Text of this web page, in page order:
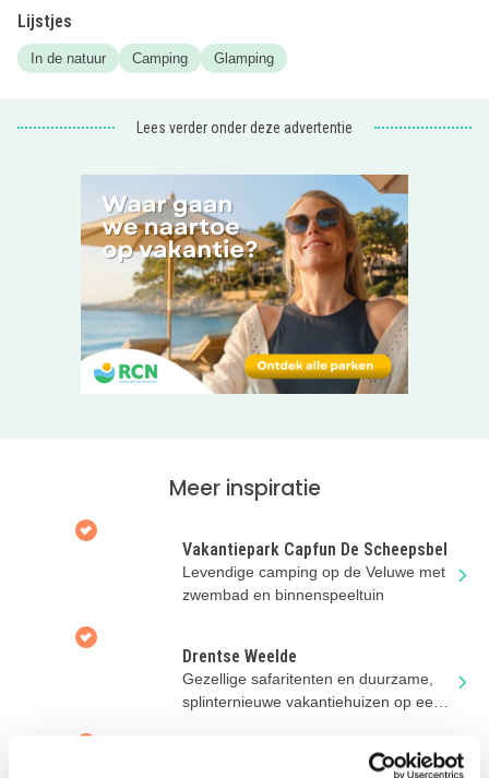
glamping tent. Knus kamperen in een luxe jasje! Of kies
voor een chalet voor 4, 5 of 6 personen.
Op zoek naar een unieke vakantie? Hier vind je
Lijstjes
In de natuur Camping Glamping
Lees verder onder deze advertentie
Meer inspiratie
Vakantiepark Capfun De Scheepsbel
Levendige camping op de Veluwe met
zwembad en binnenspeeltuin
Drentse Weelde
Gezellige safaritenten en duurzame,
splinternieuwe vakantiehuizen op een